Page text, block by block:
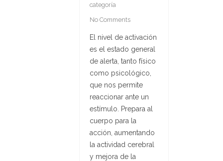
categoría
No Comments
El nivel de activación
es el estado general
de alerta, tanto físico
como psicológico,
que nos permite
reaccionar ante un
estímulo. Prepara al
cuerpo para la
acción, aumentando
la actividad cerebral
y mejora de la